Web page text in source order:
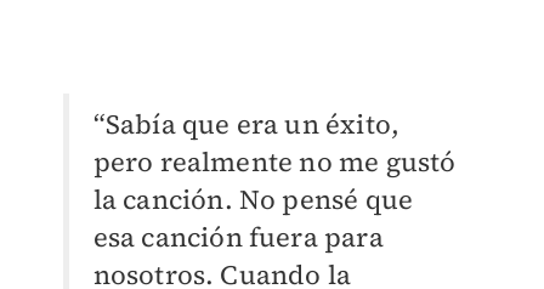
“Sabía que era un éxito,
pero realmente no me gustó
la canción. No pensé que
esa canción fuera para
nosotros. Cuando la